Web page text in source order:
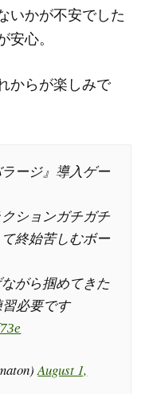
いかが不安でした
安心。
からが楽しみで
ージ』導入ゲー
ションガチガチ
終始苦しむボー
がら掴めてきた
必要です
August 1,